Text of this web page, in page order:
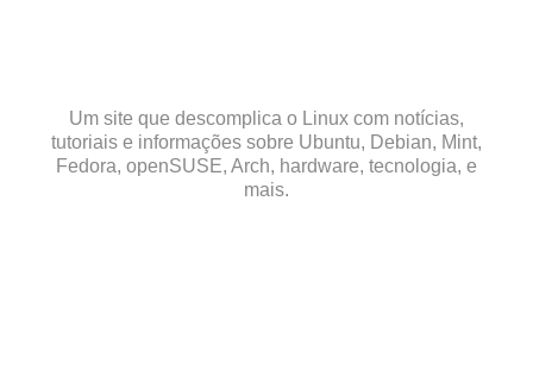
Um site que descomplica o Linux com notícias,
tutoriais e informações sobre Ubuntu, Debian, Mint,
Fedora, openSUSE, Arch, hardware, tecnologia, e
mais.